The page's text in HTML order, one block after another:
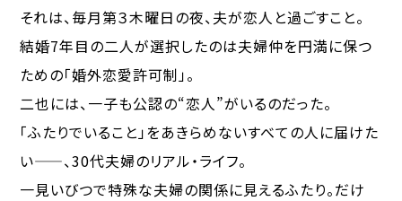
それは、毎月第３木曜日の夜、夫が恋人と過ごすこと。
結婚7年目の二人が選択したのは夫婦仲を円満に保つ
ための「婚外恋愛許可制」。
二也には、一子も公認の“恋人”がいるのだった。
「ふたりでいること」をあきらめないすべての人に届けた
い——、30代夫婦のリアル・ライフ。
一見いびつで特殊な夫婦の関係に見えるふたり。だけ